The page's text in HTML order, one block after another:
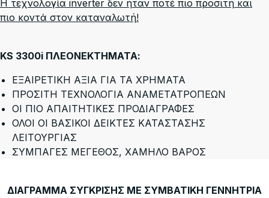
Η τεχνολογία inverter δεν ήταν ποτέ πιο προσιτή και
πιο κοντά στον καταναλωτή!
KS 3300i ΠΛΕΟΝΕΚΤΗΜΑΤΑ:
ΕΞΑΙΡΕΤΙΚΗ ΑΞΙΑ ΓΙΑ ΤΑ ΧΡΗΜΑΤΑ
ΠΡΟΣΙΤΗ ΤΕΧΝΟΛΟΓΙΑ ΑΝΑΜΕΤΑΤΡΟΠΕΩΝ
ΟΙ ΠΙΟ ΑΠΑΙΤΗΤΙΚΕΣ ΠΡΟΔΙΑΓΡΑΦΕΣ
ΟΛΟΙ ΟΙ ΒΑΣΙΚΟΙ ΔΕΙΚΤΕΣ ΚΑΤΑΣΤΑΣΗΣ
ΛΕΙΤΟΥΡΓΙΑΣ
ΣΥΜΠΑΓΕΣ ΜΕΓΕΘΟΣ, ΧΑΜΗΛΟ ΒΑΡΟΣ
ΔΙΑΓΡΑΜΜΑ ΣΥΓΚΡΙΣΗΣ ΜΕ ΣΥΜΒΑΤΙΚΗ ΓΕΝΝΗΤΡΙΑ